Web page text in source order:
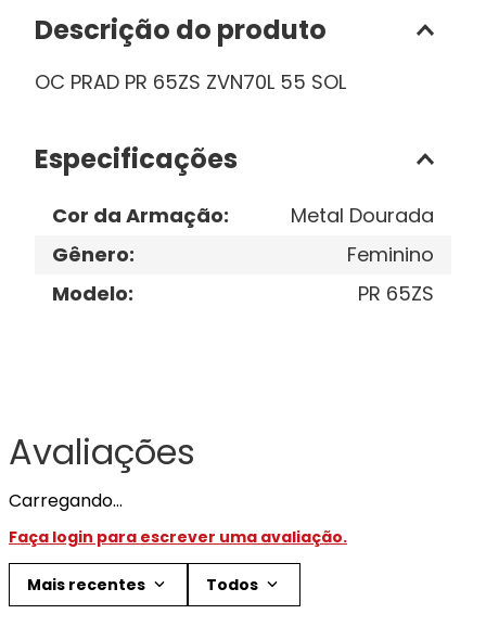
Descrição do produto
OC PRAD PR 65ZS ZVN70L 55 SOL
Especificações
Cor da Armação:
Metal Dourada
Gênero:
Feminino
Modelo: PR 65ZS
Avaliações
Carregando…
Faça login para escrever uma avaliação.
Mais recentes Todos